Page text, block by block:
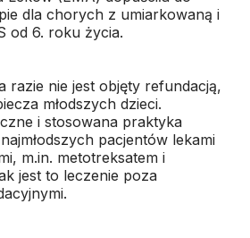
dla chorych z umiarkowaną i
od 6. roku życia.
razie nie jest objęty refundacją,
młodszych dzieci.
i stosowana praktyka
pacjentów lekami
m.in. metotreksatem i
jest to leczenie poza